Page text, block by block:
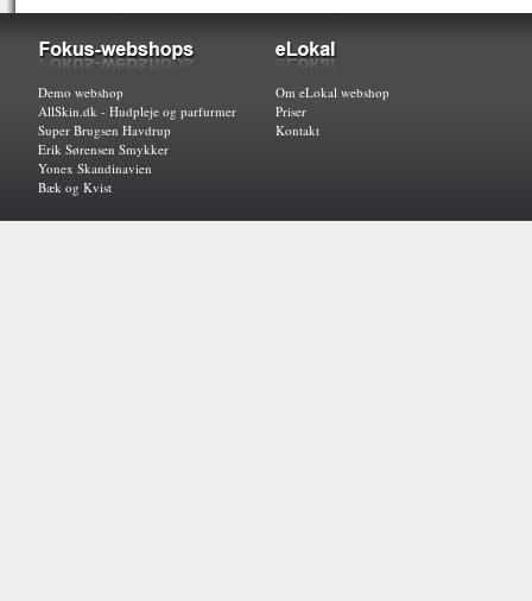
Demo webshop
AllSkin.dk - Hudpleje og parfurmer
Super Brugsen Havdrup
Erik Sørensen Smykker
Yonex Skandinavien
Bæk og Kvist
Om eLokal webshop
Priser
Kontakt